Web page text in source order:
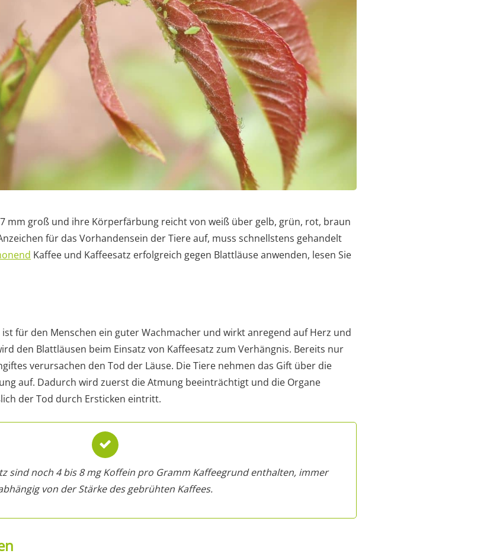
mm groß und ihre Körperfärbung reicht von weiß über gelb, grün, rot, braun
für das Vorhandensein der Tiere auf, muss schnellstens gehandelt
Kaffee und Kaffeesatz erfolgreich gegen Blattläuse anwenden, lesen Sie
für den Menschen ein guter Wachmacher und wirkt anregend auf Herz und
den Blattläusen beim Einsatz von Kaffeesatz zum Verhängnis. Bereits nur
verursachen den Tod der Läuse. Die Tiere nehmen das Gift über die
auf. Dadurch wird zuerst die Atmung beeinträchtigt und die Organe
der Tod durch Ersticken eintritt.
sind noch 4 bis 8 mg Koffein pro Gramm Kaffeegrund enthalten, immer
von der Stärke des gebrühten Kaffees.